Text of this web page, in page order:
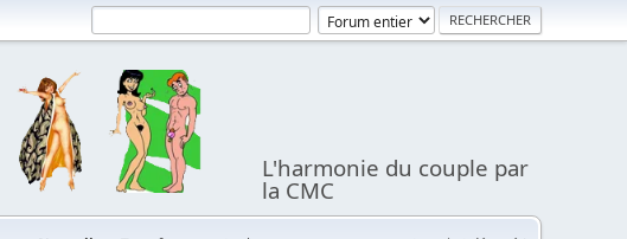
L'harmonie du couple par
la CMC